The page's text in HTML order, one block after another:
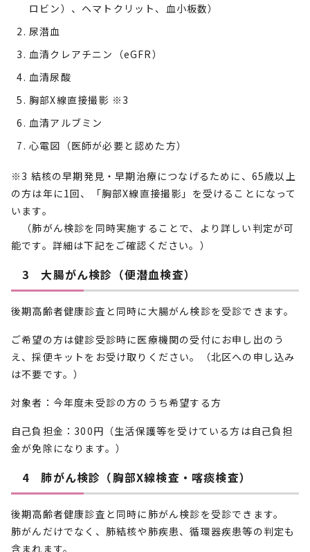
ロビン）、ヘマトクリット、血小板数）
尿潜血
血清クレアチニン（eGFR）
血清尿酸
胸部X線直接撮影 ※3
血清アルブミン
心電図（医師が必要と認めた方）
※3 結核の早期発見・早期治療につなげるために、65歳以上
の方は年に1回、「胸部X線直接撮影」を受けることになって
います。
（肺がん検診を同時実施することで、より詳しい判定が可
能です。詳細は下記をご確認ください。）
3 大腸がん検診（便潜血検査）
後期高齢者健康診査と同時に大腸がん検診を受診できます。
ご希望の方は健診受診時に医療機関の受付にお申し出のう
え、採便キットをお受け取りください。（北区への申し込み
は不要です。）
対象者：今年度未受診の方のうち希望する方
自己負担金：300円（生活保護等を受けている方は自己負担
金が免除になります。）
4 肺がん検診（胸部X線検査・喀痰検査）
後期高齢者健康診査と同時に肺がん検診を受診できます。
肺がんだけでなく、肺結核や肺疾患、循環器疾患等の判定も
含まれます。